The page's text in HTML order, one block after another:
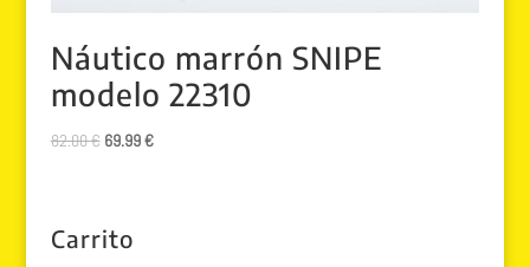
Náutico marrón SNIPE
modelo 22310
82.00€ El
82.00 €.
69.99€El
Carrito